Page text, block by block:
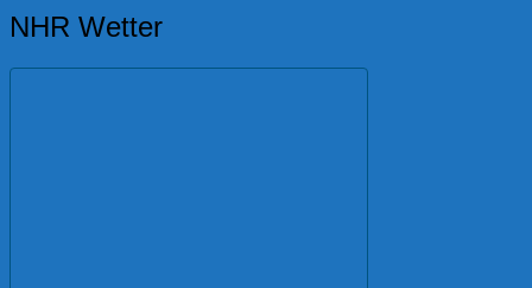
NHR Wetter